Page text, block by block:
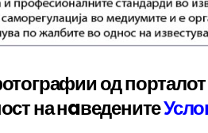
од
на нaведените